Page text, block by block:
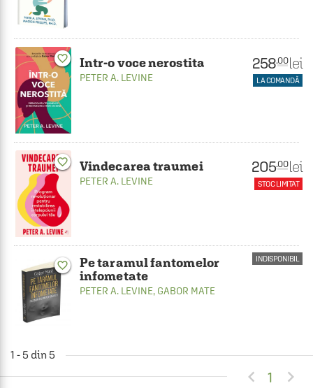
favorite_border Intr-o voce nerostita
PETER A. LEVINE
258.00 lei
LA COMANDĂ
favorite_border Vindecarea traumei
PETER A. LEVINE
205.00 lei
STOC LIMITAT
favorite_border
Pe taramul fantomelor
infometate
PETER A. LEVINE, GABOR MATE
INDISPONIBIL
1 - 5 din 5
 1 